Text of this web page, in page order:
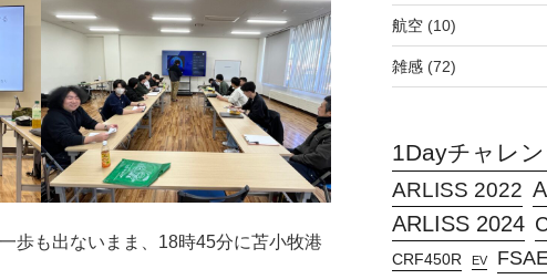
歩も出ないまま、18時45分に苫小牧港
航空(10)
雑感(72)
1Dayチャレ
ARLISS 2022
ARLISS 2024
CRF450R
EV